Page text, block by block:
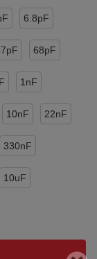
6.8pF
68pF
1nF
10nF 22nF
330nF
10uF